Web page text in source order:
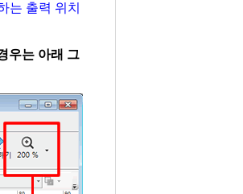
는 출력 위치
우는 아래 그